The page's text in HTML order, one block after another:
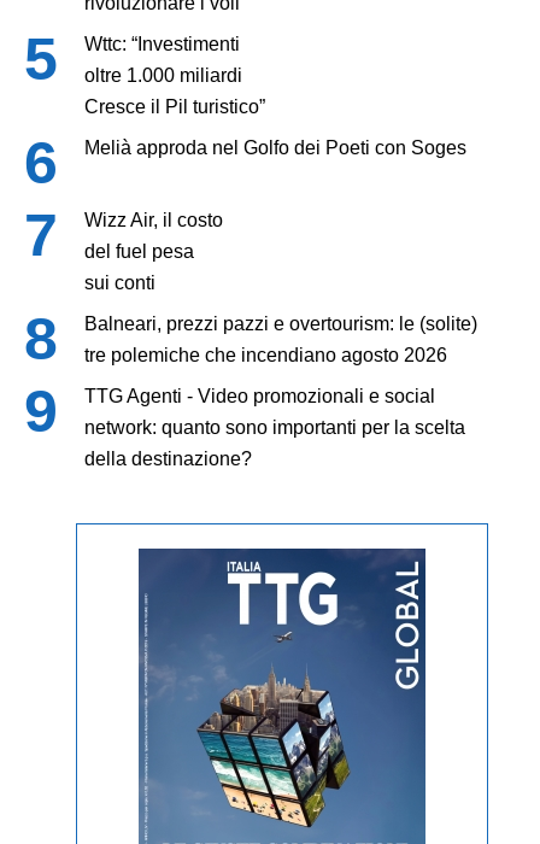
Wttc: “Investimenti
oltre 1.000 miliardi
Cresce il Pil turistico”
Melià approda nel Golfo dei Poeti con Soges
Wizz Air, il costo
del fuel pesa
sui conti
Balneari, prezzi pazzi e overtourism: le (solite)
tre polemiche che incendiano agosto 2026
TTG Agenti - Video promozionali e social
network: quanto sono importanti per la scelta
della destinazione?